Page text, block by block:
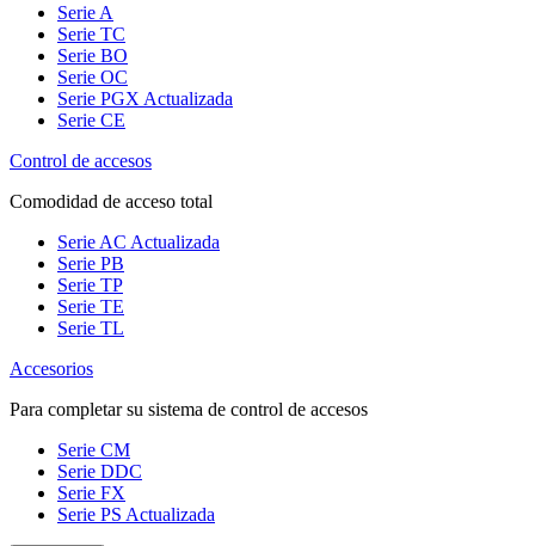
Serie A
Serie TC
Serie BO
Serie OC
Serie PGX Actualizada
Serie CE
Control de accesos
Comodidad de acceso total
Serie AC Actualizada
Serie PB
Serie TP
Serie TE
Serie TL
Accesorios
Para completar su sistema de control de accesos
Serie CM
Serie DDC
Serie FX
Serie PS Actualizada